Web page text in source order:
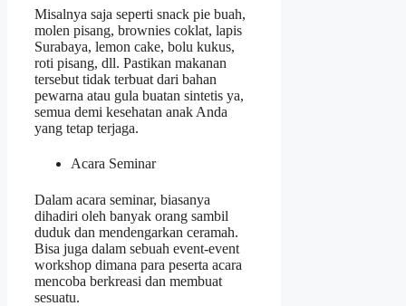
Misalnya saja seperti snack pie buah,
molen pisang, brownies coklat, lapis
Surabaya, lemon cake, bolu kukus,
roti pisang, dll. Pastikan makanan
tersebut tidak terbuat dari bahan
pewarna atau gula buatan sintetis ya,
semua demi kesehatan anak Anda
yang tetap terjaga.
Acara Seminar
Dalam acara seminar, biasanya
dihadiri oleh banyak orang sambil
duduk dan mendengarkan ceramah.
Bisa juga dalam sebuah event-event
workshop dimana para peserta acara
mencoba berkreasi dan membuat
sesuatu.